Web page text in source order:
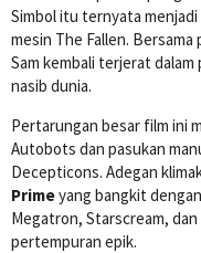
Simbol itu ternyata
mesin The Fallen.
Sam kembali terjerat
nasib dunia.
Pertarungan besar film ini
Autobots dan pasukan
Decepticons. Adegan
Primeyang bangkit
Megatron, Starscream,
pertempuran epik.